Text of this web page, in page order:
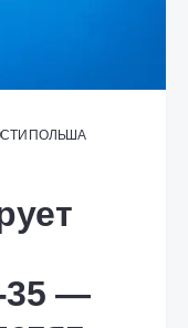
ПОЛЬША
35 —